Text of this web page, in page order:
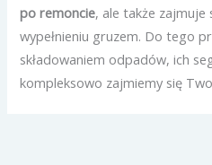
po remoncie, ale także
wypełnieniu gruzem. Do tego
składowaniem odpadów, ich
kompleksowo zajmiemy się